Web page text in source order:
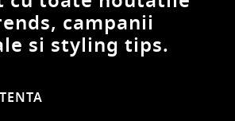
campanii
si styling tips.